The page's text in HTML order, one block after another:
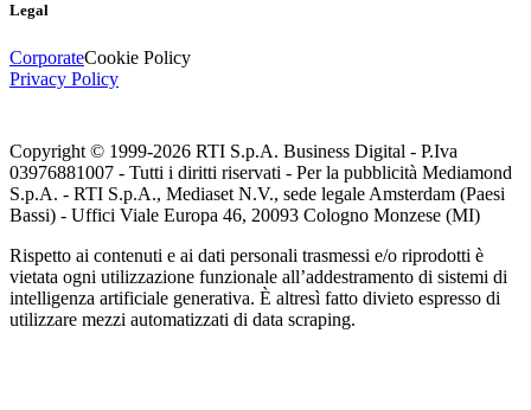
Legal
CorporateCookie Policy
Privacy Policy
Copyright © 1999-2026 RTI S.p.A. Business Digital - P.Iva
03976881007 - Tutti i diritti riservati - Per la pubblicità Mediamond
S.p.A. - RTI S.p.A., Mediaset N.V., sede legale Amsterdam (Paesi
Bassi) - Uffici Viale Europa 46, 20093 Cologno Monzese (MI)
Rispetto ai contenuti e ai dati personali trasmessi e/o riprodotti è
vietata ogni utilizzazione funzionale all’addestramento di sistemi di
intelligenza artificiale generativa. È altresì fatto divieto espresso di
utilizzare mezzi automatizzati di data scraping.